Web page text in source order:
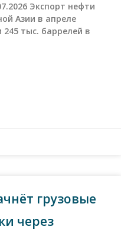
Экспорт нефти
Азии в апреле
245 тыс. баррелей в
грузовые
через